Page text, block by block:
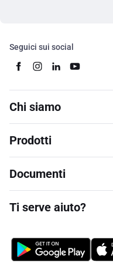
Seguici sui social
Chi siamo
Prodotti
Documenti
Ti serve aiuto?